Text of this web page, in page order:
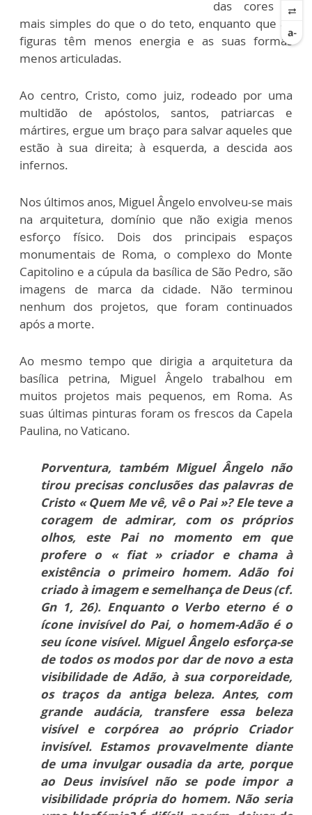
das cores é
mais simples do que o do teto, enquanto que as
figuras têm menos energia e as suas formas
menos articuladas.
Ao centro, Cristo, como juiz, rodeado por uma
multidão de apóstolos, santos, patriarcas e
mártires, ergue um braço para salvar aqueles que
estão à sua direita; à esquerda, a descida aos
infernos.
Nos últimos anos, Miguel Ângelo envolveu-se mais
na arquitetura, domínio que não exigia menos
esforço físico. Dois dos principais espaços
monumentais de Roma, o complexo do Monte
Capitolino e a cúpula da basílica de São Pedro, são
imagens de marca da cidade. Não terminou
nenhum dos projetos, que foram continuados
após a morte.
Ao mesmo tempo que dirigia a arquitetura da
basílica petrina, Miguel Ângelo trabalhou em
muitos projetos mais pequenos, em Roma. As
suas últimas pinturas foram os frescos da Capela
Paulina, no Vaticano.
Porventura, também Miguel Ângelo não
tirou precisas conclusões das palavras de
Cristo « Quem Me vê, vê o Pai »? Ele teve a
coragem de admirar, com os próprios
olhos, este Pai no momento em que
profere o « fiat » criador e chama à
existência o primeiro homem. Adão foi
criado à imagem e semelhança de Deus (cf.
Gn 1, 26). Enquanto o Verbo eterno é o
ícone invisível do Pai, o homem-Adão é o
seu ícone visível. Miguel Ângelo esforça-se
de todos os modos por dar de novo a esta
visibilidade de Adão, à sua corporeidade,
os traços da antiga beleza. Antes, com
grande audácia, transfere essa beleza
visível e corpórea ao próprio Criador
invisível. Estamos provavelmente diante
de uma invulgar ousadia da arte, porque
ao Deus invisível não se pode impor a
visibilidade própria do homem. Não seria